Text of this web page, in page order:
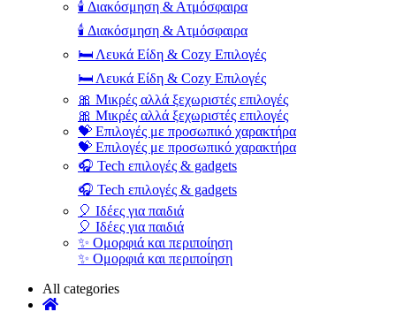
🕯️ Διακόσμηση & Ατμόσφαιρα
🕯️ Διακόσμηση & Ατμόσφαιρα
🛏️ Λευκά Είδη & Cozy Επιλογές
🛏️ Λευκά Είδη & Cozy Επιλογές
🎀 Μικρές αλλά ξεχωριστές επιλογές
🎀 Μικρές αλλά ξεχωριστές επιλογές
💝 Επιλογές με προσωπικό χαρακτήρα
💝 Επιλογές με προσωπικό χαρακτήρα
🎧 Tech επιλογές & gadgets
🎧 Tech επιλογές & gadgets
🎈 Ιδέες για παιδιά
🎈 Ιδέες για παιδιά
✨ Ομορφιά και περιποίηση
✨ Ομορφιά και περιποίηση
All categories